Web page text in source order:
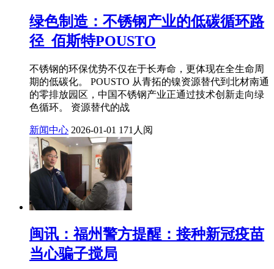
绿色制造：不锈钢产业的低碳循环路
径_佰斯特POUSTO
不锈钢的环保优势不仅在于长寿命，更体现在全生命周
期的低碳化。 POUSTO 从青拓的镍资源替代到北材南通
的零排放园区，中国不锈钢产业正通过技术创新走向绿
色循环。 资源替代的战
新闻中心 2026-01-01 171人阅
闽讯：福州警方提醒：接种新冠疫苗
当心骗子搅局